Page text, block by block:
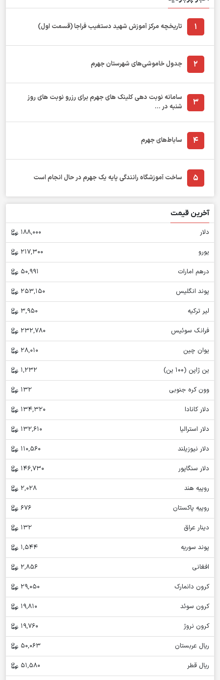
1 تاریخچه مرکز آموزش شهید دستغیب فراجا (قسمت اول)
2 جدول خاموشی‌های شهرستان جهرم
3
سامانه نوبت دهی کلینک های جهرم برای رزرو نوبت های روز
شنبه در ...
4 ساباط‌های جهرم
5 ساخت آموزشگاه رانندگی پایه یک جهرم در حال انجام است
آخرین قیمت
دلار
188,000
یورو
217,300
درهم امارات
50,991
پوند انگلیس
253,150
لیر ترکیه
3,950
فرانک سوئیس
232,780
یوان چین
28,010
ین ژاپن (100 ین)
1,232
وون کره جنوبی
132
دلار کانادا
134,320
دلار استرالیا
132,610
دلار نیوزیلند
110,560
دلار سنگاپور
146,730
روپیه هند
2,028
روپیه پاکستان
676
دینار عراق
132
پوند سوریه
1,544
افغانی
2,856
کرون دانمارک
29,050
کرون سوئد
19,810
کرون نروژ
19,760
ریال عربستان
50,063
ریال قطر
51,580